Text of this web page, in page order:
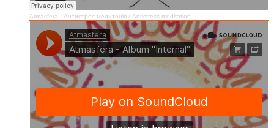
Atmasfera · Антистрес медитація / Аntistress meditation